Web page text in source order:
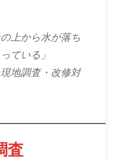
上から水が落ち
ている」
地調査・改修対
査